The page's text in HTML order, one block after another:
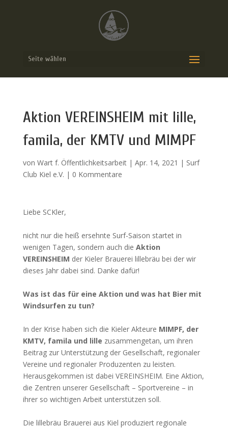
Seite wählen
Aktion VEREINSHEIM mit lille,
famila, der KMTV und MIMPF
von Wart f. Öffentlichkeitsarbeit| Apr. 14, 2021 | Surf
Club Kiel e.V. | 0 Kommentare
Liebe SCKler,
nicht nur die heiß ersehnte Surf-Saison startet in
wenigen Tagen, sondern auch die Aktion
VEREINSHEIM der Kieler Brauerei lillebräu bei der wir
dieses Jahr dabei sind. Danke dafür!
Was ist das für eine Aktion und was hat Bier mit
Windsurfen zu tun?
In der Krise haben sich die Kieler Akteure MIMPF, der
KMTV, famila und lille zusammengetan, um ihren
Beitrag zur Unterstützung der Gesellschaft, regionaler
Vereine und regionaler Produzenten zu leisten.
Herausgekommen ist dabei VEREINSHEIM. Eine Aktion,
die Zentren unserer Gesellschaft – Sportvereine – in
ihrer so wichtigen Arbeit unterstützen soll.
Die lillebräu Brauerei aus Kiel produziert regionale